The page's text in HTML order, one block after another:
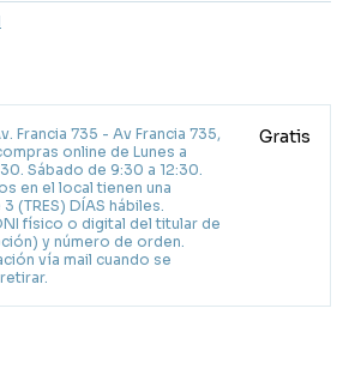
Francia 735 - Av Francia 735,
online de Lunes a
Sábado de 9:30 a 12:30.
en el local tienen una
(TRES) DÍAS hábiles.
físico o digital del titular de
y número de orden.
vía mail cuando se
Gratis